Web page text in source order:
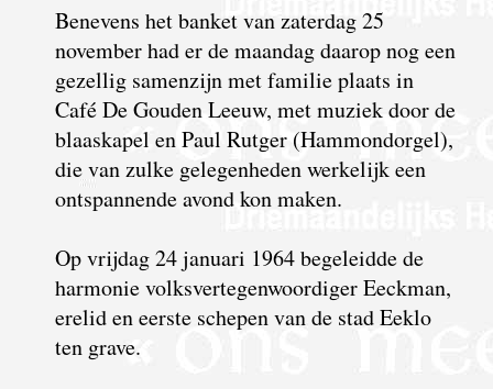
Benevens het banket van zaterdag 25
november had er de maandag daarop nog een
gezellig samenzijn met familie plaats in
Café De Gouden Leeuw, met muziek door de
blaaskapel en Paul Rutger (Hammondorgel),
die van zulke gelegenheden werkelijk een
ontspannende avond kon maken.
Op vrijdag 24 januari 1964 begeleidde de
harmonie volksvertegenwoordiger Eeckman,
erelid en eerste schepen van de stad Eeklo
ten grave.